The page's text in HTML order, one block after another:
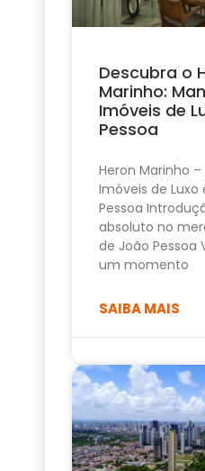
Descubra o
Marinho:
Imóveis de
Pessoa
Heron Marinho
Imóveis de Luxo
Pessoa
absoluto no
de João Pessoa
um momento
SAIBA MAIS